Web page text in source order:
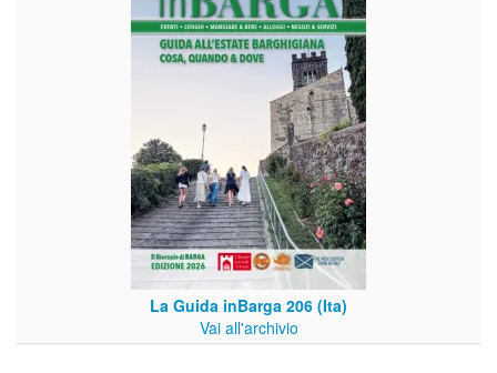
La Guida inBarga 206 (Ita)
Vai all'archivio